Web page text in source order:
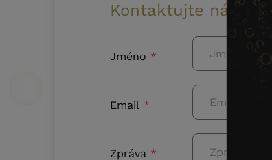
Kontaktujte nás
Jméno
Email
Zpráva